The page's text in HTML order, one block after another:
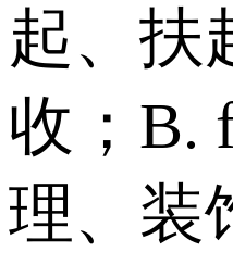
起、扶
收；B.
理、装